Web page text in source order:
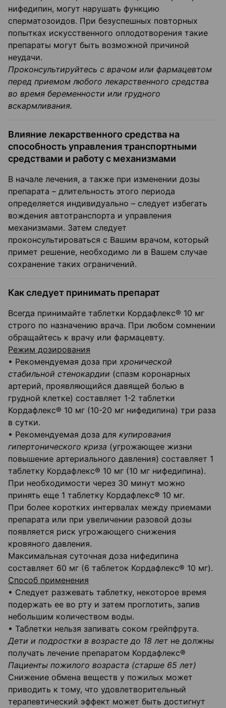
нифедипин, могут нарушать функцию
сперматозоидов. При безуспешных повторных
попытках искусственного оплодотворения такие
препараты могут быть возможной причиной
неудачи.
Проконсультируйтесь с врачом или фармацевтом
перед приемом любого лекарственного средства
во время беременности или грудного
вскармливания.
Влияние лекарственного средства на
способность управления транспортными
средствами и работу с механизмами
В начале лечения, а также при изменении дозы
препарата – длительность этого периода
определяется индивидуально – следует избегать
вождения автотранспорта и управления
механизмами. Затем следует
проконсультироваться с Вашим врачом, который
примет решение, необходимо ли в Вашем случае
сохранение таких ограничений.
Как следует принимать препарат
Всегда принимайте таблетки Кордафлекс® 10 мг
строго по назначению врача. При любом сомнении
обращайтесь к врачу или фармацевту.
Режим дозирования
• Рекомендуемая доза при хронической
стабильной стенокардии (спазм коронарных
артерий, проявляющийся давящей болью в
грудной клетке) составляет 1-2 таблетки
Кордафлекс® 10 мг (10-20 мг нифедипина) три раза
в сутки.
• Рекомендуемая доза для купирования
гипертонического криза (угрожающее жизни
повышение артериального давления) составляет 1
таблетку Кордафлекс® 10 мг (10 мг нифедипина).
При необходимости через 30 минут можно
принять еще 1 таблетку Кордафлекс® 10 мг.
При более коротких интервалах между приемами
препарата или при увеличении разовой дозы
появляется риск угрожающего снижения
кровяного давления.
Максимальная суточная доза нифедипина
составляет 60 мг (6 таблеток Кордафлекс® 10 мг).
Способ применения
• Следует разжевать таблетку, некоторое время
подержать ее во рту и затем проглотить, запив
небольшим количеством воды.
• Таблетки нельзя запивать соком грейпфрута.
Дети и подростки в возрасте до 18 лет не должны
получать лечение препаратом Кордафлекс®
Пациенты пожилого возраста (старше 65 лет)
Снижение обмена веществ у пожилых может
приводить к тому, что удовлетворительный
терапевтический эффект может быть достигнут